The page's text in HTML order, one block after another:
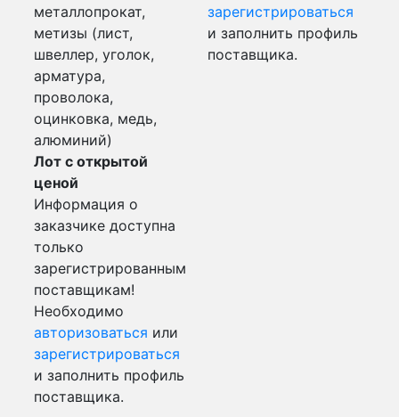
металлопрокат,
метизы (лист,
швеллер, уголок,
арматура,
проволока,
оцинковка, медь,
алюминий)
Лот с открытой
ценой
Информация о
заказчике доступна
только
зарегистрированным
поставщикам!
Необходимо
авторизоваться или
зарегистрироваться
и заполнить профиль
поставщика.
зарегистрироваться
и заполнить профиль
поставщика.